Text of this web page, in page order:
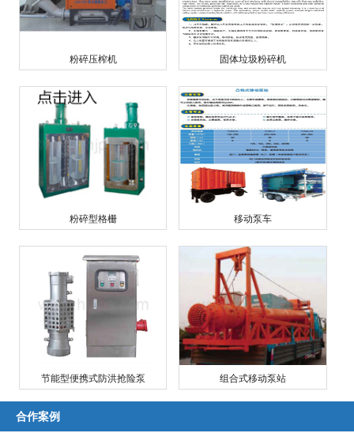
信的经营理念，雄厚的技术力量，先进的工艺设施，丰富的施工经验取信于国内
外广大用户及建设施工单位，多次获国家及地区党政部门嘉奖。 ...【查看详细】
粉碎压榨机 固体垃圾粉碎机
粉碎型格栅 移动泵车
节能型便携式防洪抢险泵 组合式移动泵站
合作案例